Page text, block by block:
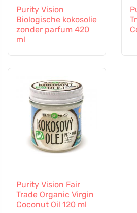
Purity Vision
Biologische kokosolie
zonder parfum 420
ml
Purity Vision Fair
Trade Organic Virgin
Coconut Oil 120 ml